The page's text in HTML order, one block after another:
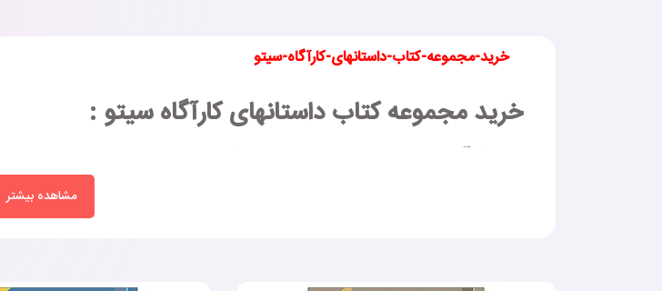
خرید-مجموعه-کتاب-داستانهای-کارآگاه-سیتو
خرید مجموعه کتاب داستانهای کارآگاه سیتو :
مجموعه کارآگاه سیتو سری داستانهای پلیسی اسپانیایی است که در نشر هوپا به چاپ رسیده است.
مشاهده بیشتر